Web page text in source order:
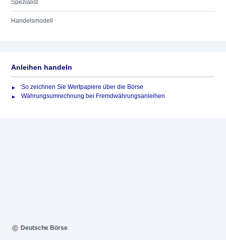
Spezialist
Handelsmodell
Anleihen handeln
So zeichnen Sie Wertpapiere über die Börse
Währungsumrechnung bei Fremdwährungsanleihen
Deutsche Börse